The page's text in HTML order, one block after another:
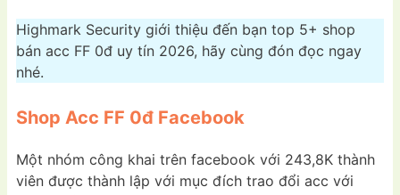
Highmark Security giới thiệu đến bạn top 5+ shop
bán acc FF 0đ uy tín 2026, hãy cùng đón đọc ngay
nhé.
Shop Acc FF 0đ Facebook
Một nhóm công khai trên facebook với 243,8K thành
viên được thành lập với mục đích trao đổi acc với